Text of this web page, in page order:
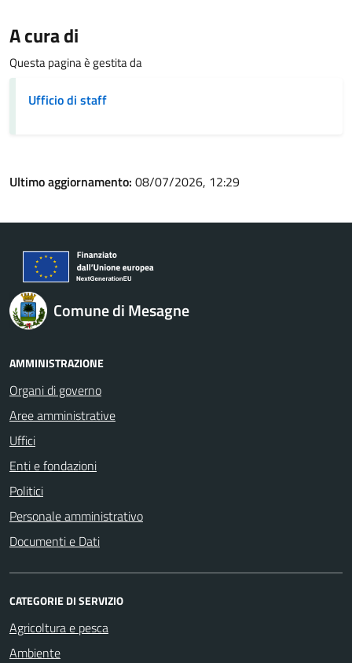
A cura di
Questa pagina è gestita da
Ufficio di staff
Ultimo aggiornamento: 08/07/2026, 12:29
Comune di Mesagne
AMMINISTRAZIONE
Organi di governo
Aree amministrative
Uffici
Enti e fondazioni
Politici
Personale amministrativo
Documenti e Dati
CATEGORIE DI SERVIZIO
Agricoltura e pesca
Ambiente